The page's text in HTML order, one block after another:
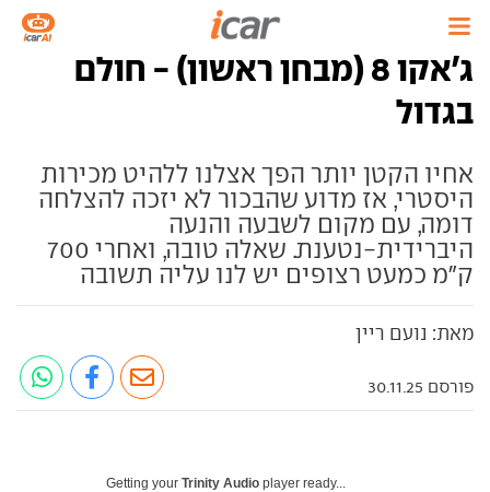
ג'אקו 8 (מבחן ראשון) - חולם
בגדול
אחיו הקטן יותר הפך אצלנו ללהיט מכירות
היסטרי, אז מדוע שהבכור לא יזכה להצלחה
דומה, עם מקום לשבעה והנעה
היברידית-נטענת. שאלה טובה, ואחרי 700
ק"מ כמעט רצופים יש לנו עליה תשובה
מאת: נועם ריין
פורסם 30.11.25
Getting your Trinity Audio player ready...